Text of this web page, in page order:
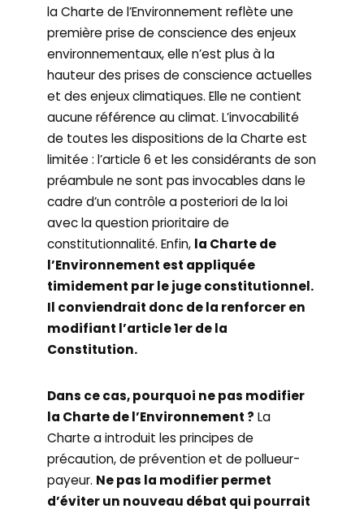
la Charte de l’Environnement reflète une
première prise de conscience des enjeux
environnementaux, elle n’est plus à la
hauteur des prises de conscience actuelles
et des enjeux climatiques. Elle ne contient
aucune référence au climat. L’invocabilité
de toutes les dispositions de la Charte est
limitée : l’article 6 et les considérants de son
préambule ne sont pas invocables dans le
cadre d’un contrôle a posteriori de la loi
avec la question prioritaire de
constitutionnalité. Enfin, la Charte de
l’Environnement est appliquée
timidement par le juge constitutionnel.
Il conviendrait donc de la renforcer en
modifiant l’article 1er de la
Constitution.
Dans ce cas, pourquoi ne pas modifier
la Charte de l’Environnement ? La
Charte a introduit les principes de
précaution, de prévention et de pollueur-
payeur. Ne pas la modifier permet
d’éviter un nouveau débat qui pourrait